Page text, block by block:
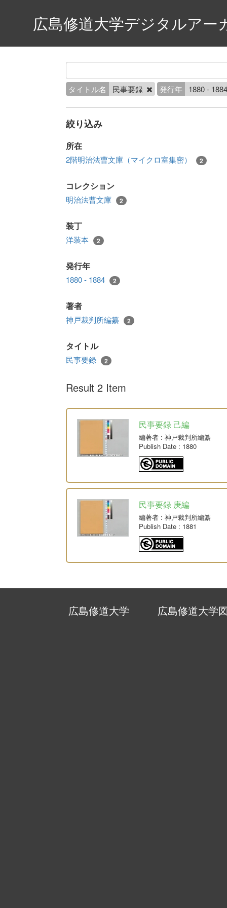
広島修道大学デジタルアー
タイトル名 民事要録 発行年 1880 -
絞り込み
所在
2階明治法曹文庫（マイクロ室集密） 2
コレクション
明治法曹文庫 2
装丁
洋装本 2
発行年
1880 - 1884 2
著者
神戸裁判所編纂 2
タイトル
民事要録 2
Result 2 Item
民事要録 己編
編著者 : 神戸裁判所編纂
Publish Date : 1880
民事要録 庚編
編著者 : 神戸裁判所編纂
Publish Date : 1881
広島修道大学 広島修道大学